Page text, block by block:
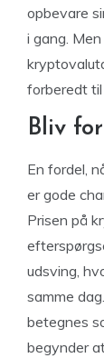
opbevare
i gang.
forberedt
Bliv
En fordel,
er gode
Prisen på
udsving,
samme
betegnes
begynder